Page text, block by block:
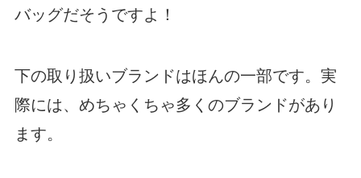
バッグだそうですよ！
下の取り扱いブランドはほんの一部です。実
際には、めちゃくちゃ多くのブランドがあり
ます。